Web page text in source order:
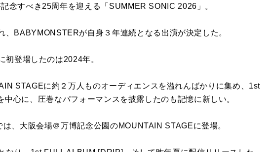
念すべき25周年を迎える「SUMMER SONIC 2026」。
BABYMONSTERが自身３年連続となる出演が決定した。
登場したのは2024年。
STAGEに約２万人ものオーディエンスを溢れんばかりに集め、1st
心に、圧巻なパフォーマンスを披露したのも記憶に新しい。
、大阪会場＠万博記念公園のMOUNTAIN STAGEに登場。